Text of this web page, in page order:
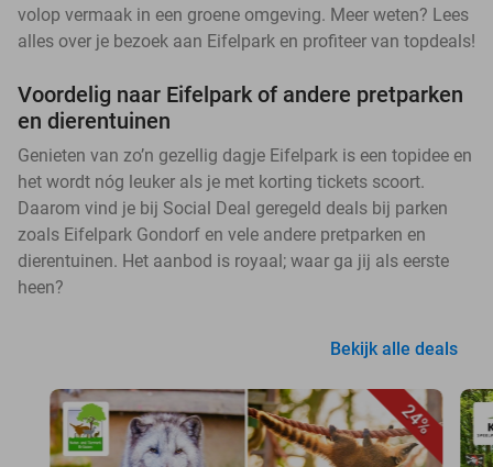
volop vermaak in een groene omgeving. Meer weten? Lees
alles over je bezoek aan Eifelpark en profiteer van topdeals!
Voordelig naar Eifelpark of andere pretparken
en dierentuinen
Genieten van zo’n gezellig dagje Eifelpark is een topidee en
het wordt nóg leuker als je met korting tickets scoort.
Daarom vind je bij Social Deal geregeld deals bij parken
zoals Eifelpark Gondorf en vele andere pretparken en
dierentuinen. Het aanbod is royaal; waar ga jij als eerste
heen?
Bekijk alle deals
24%